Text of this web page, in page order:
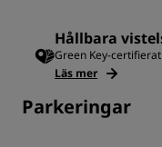
Hållbara
Green Key-
Läs mer
Parkeringar